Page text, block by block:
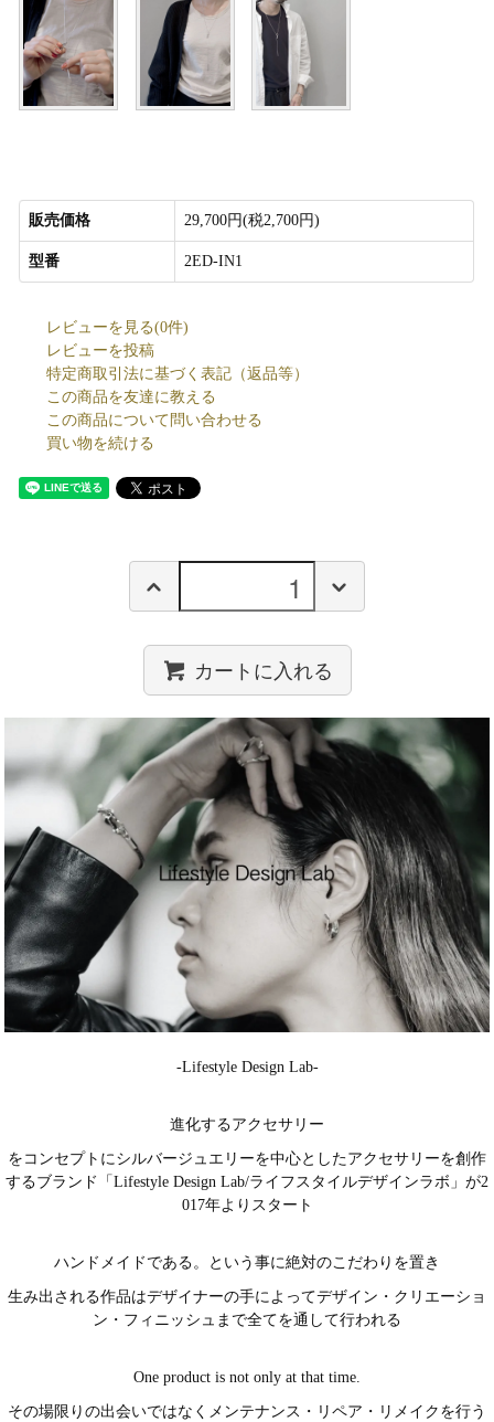
販売価格 29,700円(税2,700円)
型番 2ED-IN1
レビューを見る(0件)
レビューを投稿
特定商取引法に基づく表記（返品等）
この商品を友達に教える
この商品について問い合わせる
買い物を続ける
カートに入れる
-Lifestyle Design Lab-
進化するアクセサリー
をコンセプトにシルバージュエリーを中心としたアクセサリーを創作
するブランド「Lifestyle Design Lab/ライフスタイルデザインラボ」が2
017年よりスタート
ハンドメイドである。という事に絶対のこだわりを置き
生み出される作品はデザイナーの手によってデザイン・クリエーショ
ン・フィニッシュまで全てを通して行われる
One product is not only at that time.
その場限りの出会いではなくメンテナンス・リペア・リメイクを行う